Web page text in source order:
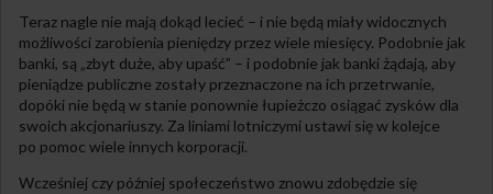
Teraz nagle nie mają dokąd lecieć – i nie będą miały widocznych
możliwości zarobienia pieniędzy przez wiele miesięcy. Podobnie jak
banki, są „zbyt duże, aby upaść” – i podobnie jak banki żądają, aby
pieniądze publiczne zostały przeznaczone na ich przetrwanie,
dopóki nie będą w stanie ponownie łupieżczo osiągać zysków dla
swoich akcjonariuszy. Za liniami lotniczymi ustawi się w kolejce
po pomoc wiele innych korporacji.
Wcześniej czy później społeczeństwo znowu zdobędzie się